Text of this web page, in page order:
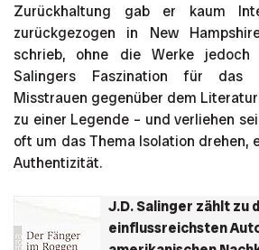
Zurückhaltung gab er kaum
zurückgezogen in New
schrieb, ohne die Werke jedoch
Salingers Faszination für das
Misstrauen gegenüber dem
zu einer Legende – und verliehen
oft um das Thema Isolation drehen,
Authentizität.
J.D. Salinger zählt zu
einflussreichsten